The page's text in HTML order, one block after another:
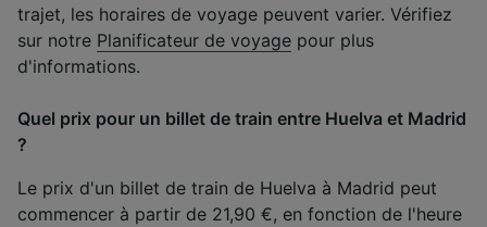
trajet, les horaires de voyage peuvent varier. Vérifiez
sur notre Planificateur de voyage pour plus
d'informations.
Quel prix pour un billet de train entre Huelva et Madrid
?
Le prix d'un billet de train de Huelva à Madrid peut
commencer à partir de 21,90 €, en fonction de l'heure